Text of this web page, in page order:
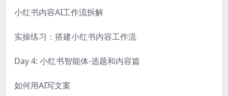
小红书内容AI工作流拆解
实操练习：搭建小红书内容工作流
Day 4: 小红书智能体-选题和内容篇
如何用AI写文案